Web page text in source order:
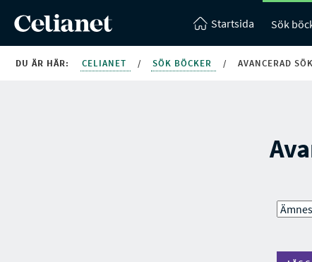
Startsida Sök
DU ÄR HÄR: CELIANET / SÖK BÖCKER / AVANCERAD